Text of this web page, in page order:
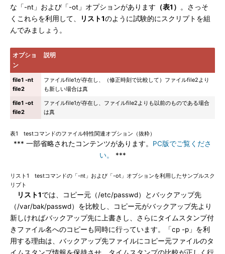
な「-nt」および「-ot」オプションがあります （表1）
。さっそ
くこれらを利用して、
リスト1のように試験的にスクリプトを組
んでみましょう。
オプショ
ン
説明
file1 -nt
file2
ファイルfile1が存在し、（修正時刻で比較して）ファイルfile2より
も新しい場合は真
file1 -ot
file2
ファイルfile1が存在し、ファイルfile2よりも以前のものである場合
は真
表1 testコマンドのファイル特性関連オプション（抜粋）
*** 一部省略されたコンテンツがあります。 PC版でご覧くださ
い。
***
リスト1 testコマンドの「-nt」および「-ot」オプションを利用したサンプルスク
リプト
リスト1では、コピー元（/etc/passwd）とバックアップ先
（/var/bak/passwd）を比較し、コピー元がバックアップ先より
新しければバックアップ先に上書きし、さらにタイムスタンプ付
きファイル名へのコピーも同時に行っています。「cp -p」を利
用する理由は、バックアップ先ファイルにコピー元ファイルのタ